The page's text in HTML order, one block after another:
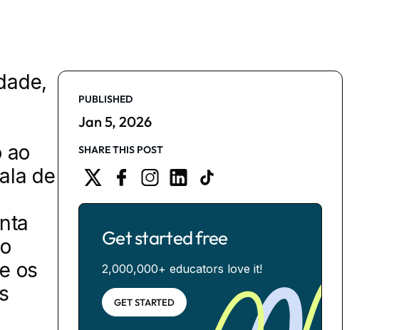
ao
de
os
PUBLISHED
Jan 5, 2026
SHARE THIS POST
Get started free
2,000,000+ educators love it!
GET STARTED